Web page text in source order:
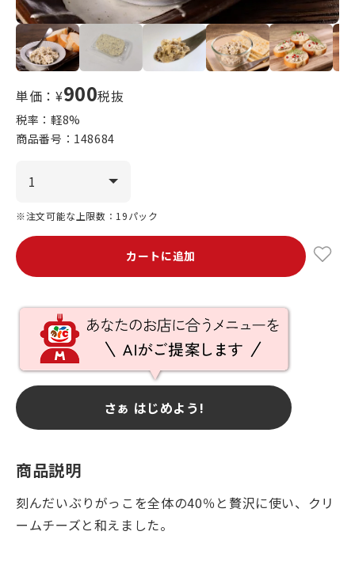
単価：¥900税抜
税率：軽8%
商品番号： 148684
※注文可能な上限数：19パック
カートに追加
さぁ はじめよう!
商品説明
刻んだいぶりがっこを全体の40％と贅沢に使い、クリ
ームチーズと和えました。